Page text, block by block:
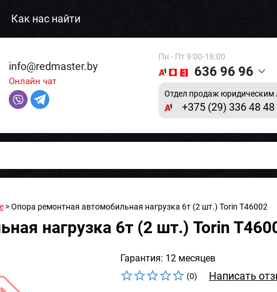
Как нас найти
info@redmaster.by
Онлайн чат
Пн - Пт 9:00-18:00
636 96 96
Отдел продаж юридическим
+375 (29) 336 48 48
> Опора ремонтная автомобильная нагрузка 6т (2 шт.) Torin T46002
нагрузка 6т (2 шт.) Torin
Гарантия: 12 месяцев
(0) Написать